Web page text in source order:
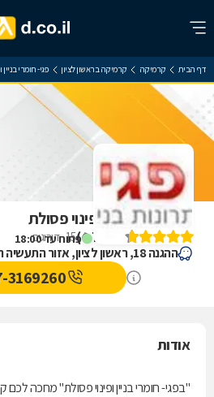
דף הבית קרמיקה קרמיקה בראשון לציון פגי- חומרי בניין
פתוח עד 18:00
פגי- חומרי בניין ופינוי פסולת
4.7
)
15דירוגים
ההגנה 18, ראשון לציון, אזור התעשיה החדש
3169260
אודות
"בפגי- חומרי בניין ופינוי פסולת" מחכה